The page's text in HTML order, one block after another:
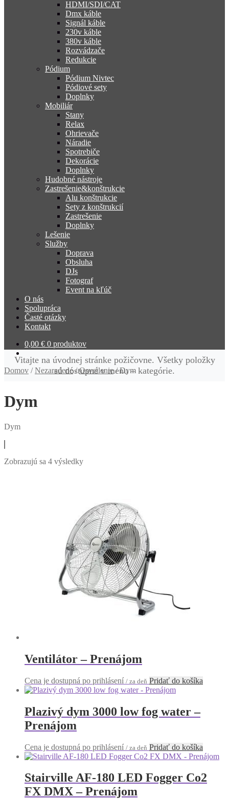
HDMI/SDI/CAT
Dmx káble
Signál káble
230v káble
380v káble
Rozvádzače
Redukcie
Pódium
Pódium Nivtec
Pódiové sety
Doplnky
Mobiliár
Stany
Relax
Ohrievače
Náradie
Spotrebiče
Dekorácie
Doplnky
Hudobné nástroje
Zastrešenie&konštrukcie
Alu konštrukcie
Sety z konštrukcií
Zastrešenie
Doplnky
Lešenie
Služby
Doprava
Obsluha
DJs
Fotograf
Event na kľúč
O nás
Spolupráca
Časté otázky
Kontakt
0,00 € 0 produktov
Domov /Nezaradené/Osvetlenie/Dym
Vitajte na úvodnej stránke požičovne. Všetky položky
sú dostupné v menu – kategórie.
Dym
Dym
Zobrazujú sa 4 výsledky
Ventilátor – Prenájom
Cena je dostupná po prihlásení / za deň Pridať do košíka
Plazivý dym 3000 low fog water –
Prenájom
Cena je dostupná po prihlásení / za deň Pridať do košíka
Stairville AF-180 LED Fogger Co2
FX DMX – Prenájom